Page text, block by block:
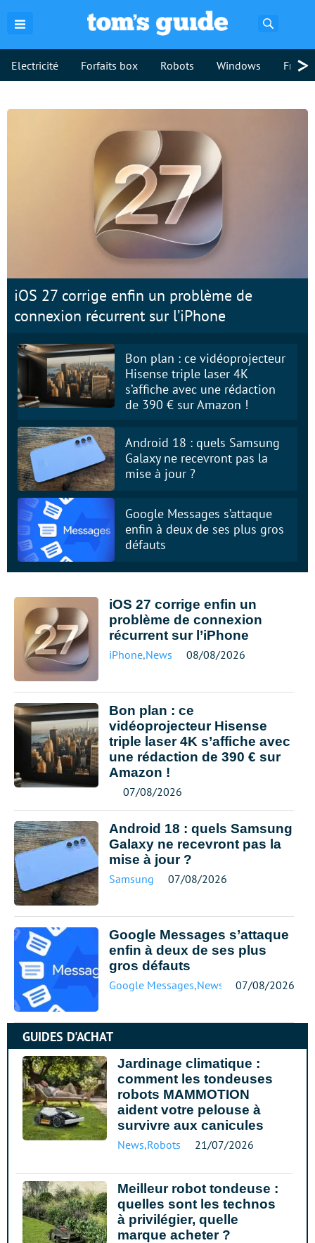
Electricité Forfaits box Robots Windows >
iOS 27 corrige enfin un problème de
connexion récurrent sur l’iPhone
Bon plan : ce vidéoprojecteur
Hisense triple laser 4K
s’affiche avec une rédaction
de 390 € sur Amazon !
Android 18 : quels Samsung
Galaxy ne recevront pas la
mise à jour ?
Google Messages s’attaque
enfin à deux de ses plus gros
défauts
iOS 27 corrige enfin un
problème de connexion
récurrent sur l’iPhone
iPhone,News 08/08/2026
Bon plan : ce
vidéoprojecteur Hisense
triple laser 4K s’affiche avec
une rédaction de 390 € sur
Amazon !
07/08/2026
Android 18 : quels Samsung
Galaxy ne recevront pas la
mise à jour ?
Samsung 07/08/2026
Google Messages s’attaque
enfin à deux de ses plus
gros défauts
Google Messages,News 07/08/2026
GUIDES D'ACHAT
Jardinage climatique :
comment les tondeuses
robots MAMMOTION
aident votre pelouse à
survivre aux canicules
News,Robots 21/07/2026
Meilleur robot tondeuse :
quelles sont les technos
à privilégier, quelle
marque acheter ?